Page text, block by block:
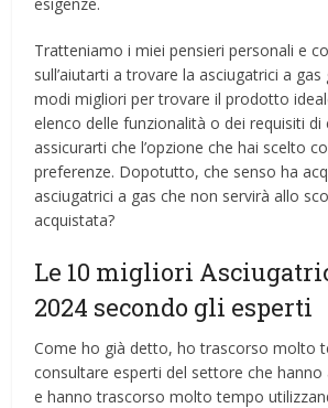
Tratteniamo i miei pensieri personali e
sull’aiutarti a trovare la asciugatrici a gas
modi migliori per trovare il prodotto
elenco delle funzionalità o dei requisiti di
assicurarti che l’opzione che hai scelto
preferenze. Dopotutto, che senso ha
asciugatrici a gas che non servirà allo
acquistata?
Le 10 migliori
2024 secondo gli esperti
Come ho già detto, ho trascorso molto
consultare esperti del settore che hanno
e hanno trascorso molto tempo